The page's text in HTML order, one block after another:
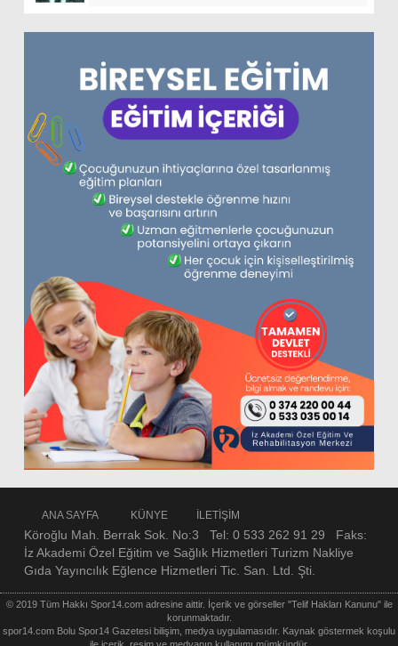
ANA SAYFA KÜNYE İLETİŞİM
Köroğlu Mah. Berrak Sok. No:3 Tel: 0 533 262 91 29 Faks:
İz Akademi Özel Eğitim ve Sağlık Hizmetleri Turizm Nakliye
Gıda Yayıncılık Eğlence Hizmetleri Tic. San. Ltd. Şti.
© 2019 Tüm Hakkı Spor14.com adresine aittir. İçerik ve görseller "Telif Hakları Kanunu" ile
korunmaktadır.
spor14.com Bolu Spor14 Gazetesi bilişim, medya uygulamasıdır. Kaynak göstermek koşulu